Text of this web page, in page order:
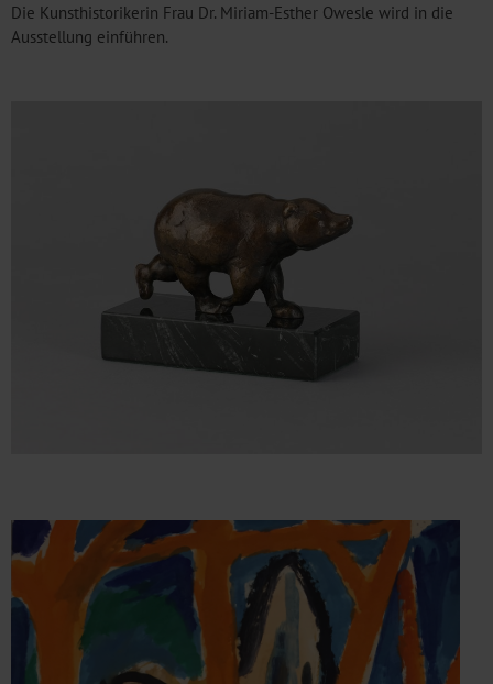
Die Kunsthistorikerin Frau Dr. Miriam-Esther Owesle wird in die
Ausstellung einführen.